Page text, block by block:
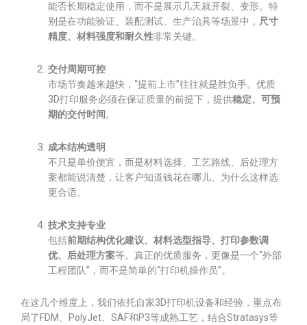
能否长期稳定使用，而不是展示几天就开裂、变形。特
别是在功能验证、装配测试、生产治具等场景中， 尺寸
精度、材料强度和耐久性非常关键。
交付周期可控
市场节奏越来越快，“提前上市”往往就是胜负手。优质
3D打印服务必须在保证质量的前提下，提供稳定、可预
期的交付时间 。
成本结构透明
不只是单价便宜，而是材料选择、工艺路线、后处理方
案都能说清楚，让客户知道钱花在哪儿、为什么这样选
更合适。
技术支持专业
包括前期结构优化建议、材料选型指导、打印参数调
优、后处理方案等。真正的优质服务，更像是一个“外部
工程团队”，而不是简单的“打印机操作员”。
在这几个维度上，我们依托自家3D打印机设备和经验，重点布
局了FDM、PolyJet、SAF和P3等成熟工艺，结合Stratasys等